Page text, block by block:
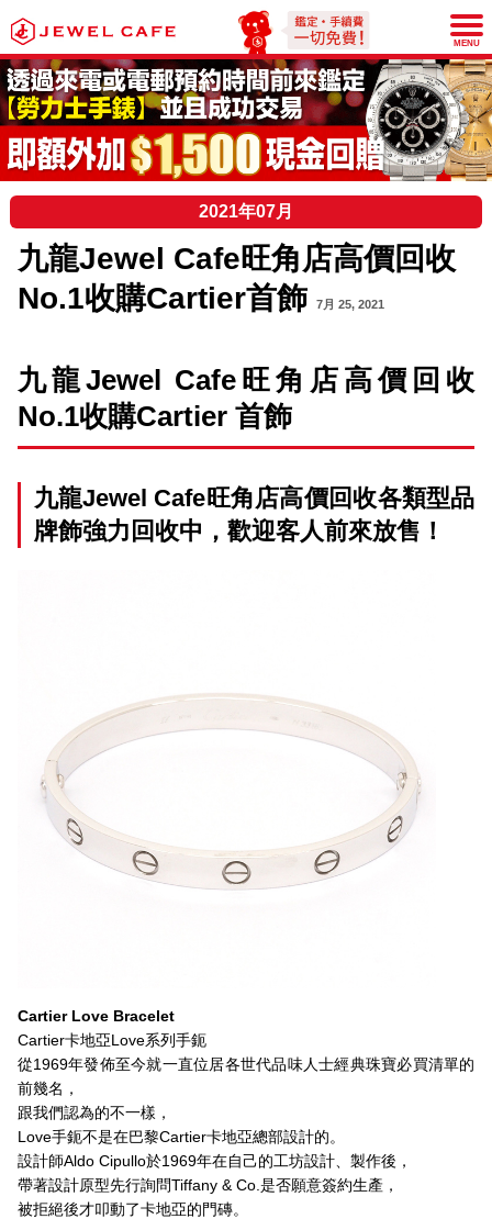
JEWEL CAFE
MENU
2021年07月
九龍Jewel Cafe旺角店高價回收
No.1收購Cartier首飾
7月 25, 2021
九龍Jewel Cafe旺角店高價回收
No.1收購Cartier 首飾
九龍Jewel Cafe旺角店高價回收各類型品
牌飾強力回收中，歡迎客人前來放售！
Cartier Love Bracelet
Cartier卡地亞Love系列手鈪
從1969年發佈至今就一直位居各世代品味人士經典珠寶必買清單的
前幾名，
跟我們認為的不一樣，
Love手鈪不是在巴黎Cartier卡地亞總部設計的。
設計師Aldo Cipullo於1969年在自己的工坊設計、製作後，
帶著設計原型先行詢問Tiffany & Co.是否願意簽約生產，
被拒絕後才叩動了卡地亞的門磚。